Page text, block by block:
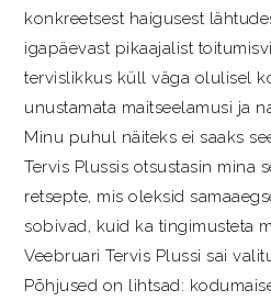
konkreetsest haigusest
igapäevast pikaajalist
tervislikkus küll väga olulisel
unustamata maitseelamusi ja
Minu puhul näiteks ei saaks
Tervis Plussis otsustasin mina
retsepte, mis oleksid
sobivad, kuid ka tingimusteta
Veebruari Tervis Plussi sai
Põhjused on lihtsad: